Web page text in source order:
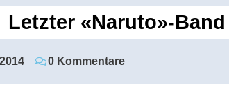
Letzter «Naruto»-
0 Kommentare